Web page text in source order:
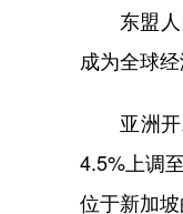
东盟人口
成为全球
亚洲开发
4.5%上调
位于新加